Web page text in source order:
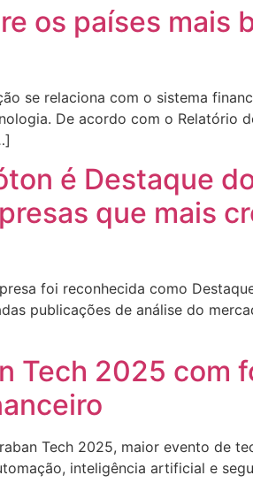
os países mais
se relaciona com o sistema
De acordo com o Relatório
é Destaque
que mais
foi reconhecida como
publicações de análise do
Tech 2025 com
Tech 2025, maior evento de
inteligência artificial e